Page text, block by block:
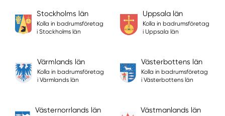
Stockholms län
Kolla in badrumsföretag
i Stockholms län
Uppsala län
Kolla in badrumsföretag
i Uppsala län
Värmlands län
Kolla in badrumsföretag
i Värmlands län
Västerbottens län
Kolla in badrumsföretag
i Västerbottens län
Västernorrlands län Västmanlands län